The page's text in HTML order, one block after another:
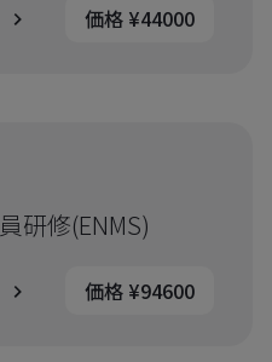
価格 ¥44000
研修(ENMS)
価格 ¥94600